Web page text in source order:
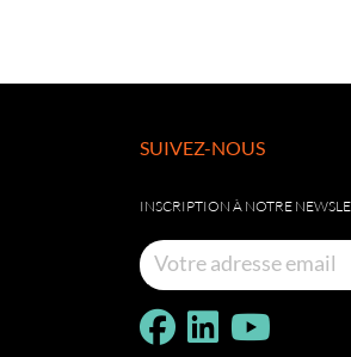
SUIVEZ-NOUS
INSCRIPTION À NOTRE